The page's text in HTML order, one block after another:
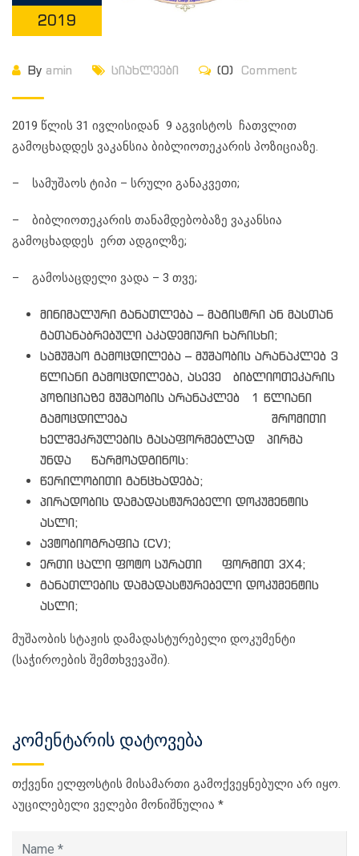
2019
By amin სიახლეები (0) Comment
2019 წლის 31 ივლისიდან 9 აგვისტოს ჩათვლით
გამოცხადდეს ვაკანსია ბიბლიოთეკარის პოზიციაზე.
– სამუშაოს ტიპი – სრული განაკვეთი;
– ბიბლიოთეკარის თანამდებობაზე ვაკანსია
გამოცხადდეს ერთ ადგილზე;
– გამოსაცდელი ვადა – 3 თვე;
მინიმალური განათლება – მაგისტრი ან მასთან
გათანაბრებული აკადემიური ხარისხი;
სამუშაო გამოცდილება – მუშაობის არანაკლებ 3
წლიანი გამოცდილება, ასევე ბიბლიოთეკარის
პოზიციაზე მუშაობის არანაკლებ 1 წლიანი
გამოცდილება შრომითი
ხელშეკრულების გასაფორმებლად პირმა
უნდა წარმოადგინოს:
წერილობითი განცხადება;
პირადობის დამადასტურებელი დოკუმენტის
ასლი;
ავტობიოგრაფია (CV);
ერთი ცალი ფოტო სურათი ფორმით 3X4;
განათლების დამადასტურებელი დოკუმენტის
ასლი;
მუშაობის სტაჟის დამადასტურებელი დოკუმენტი
(საჭიროების შემთხვევაში).
კომენტარის დატოვება
თქვენი ელფოსტის მისამართი გამოქვეყნებული არ იყო.
აუცილებელი ველები მონიშნულია *